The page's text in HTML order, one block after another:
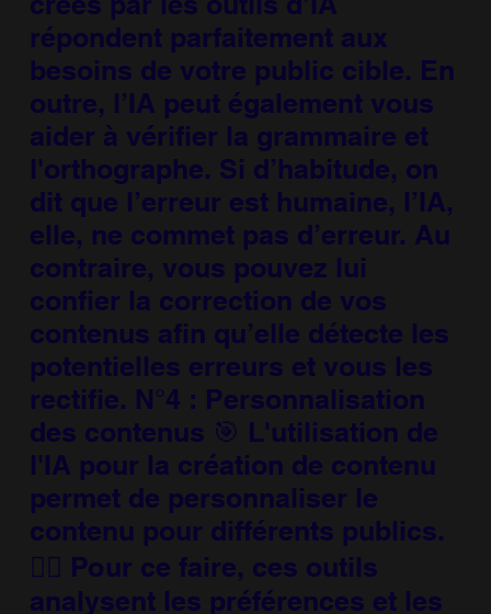
répondent parfaitement aux
besoins de votre public cible. En
outre, l’IA peut également vous
aider à vérifier la grammaire et
l'orthographe. Si d’habitude, on
dit que l’erreur est humaine, l’IA,
elle, ne commet pas d’erreur. Au
contraire, vous pouvez lui
confier la correction de vos
contenus afin qu’elle détecte les
potentielles erreurs et vous les
rectifie. N°4 : Personnalisation
des contenus 🎯 L'utilisation de
l'IA pour la création de contenu
permet de personnaliser le
contenu pour différents publics.
🕵️‍♂️ Pour ce faire, ces outils
analysent les préférences et les